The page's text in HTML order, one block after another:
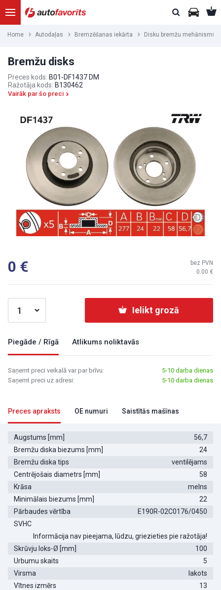
Home Autodaļas Bremzēšanas iekārta Disku bremžu mehānisms
Bremžu disks
Preces kods: B01-DF1437 DM
Ražotāja kods: B130462
Vairāk par šo preci
0 0.00
bez PVN
Ielikt grozā
Piegāde / Rīgā Atlikums noliktavās
Saņemt preci veikalā var par brīvu:
5-10 darba dienas
Saņemt preci uz adresi:
5-10 darba dienas
Preces apraksts OE numuri Saistītās mašīnas
Augstums [mm]
56,7
Bremžu diska biezums [mm]
24
Bremžu diska tips
ventilējams
Centrējošais diametrs [mm]
58
Krāsa
melns
Minimālais biezums [mm]
22
Pārbaudes vērtība
E190R-02C0176/0450
SVHC
Informācija nav pieejama, lūdzu, griezieties pie ražotāja!
Skrūvju loks-Ø [mm]
100
Urbumu skaits
5
Virsma
lakots
Vītnes izmērs
13